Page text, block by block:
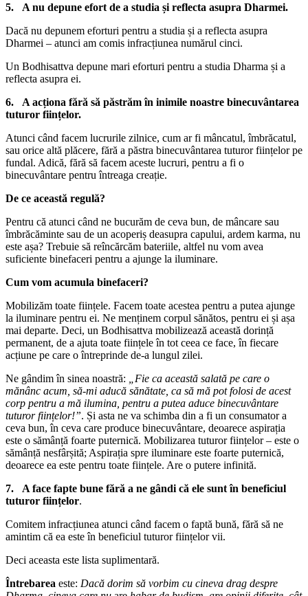
5. A nu depune efort de a studia și reflecta asupra Dharmei.
Dacă nu depunem eforturi pentru a studia și a reflecta asupra
Dharmei – atunci am comis infracțiunea numărul cinci.
Un Bodhisattva depune mari eforturi pentru a studia Dharma și a
reflecta asupra ei.
6. A acționa fără să păstrăm în inimile noastre binecuvântarea
tuturor ființelor.
Atunci când facem lucrurile zilnice, cum ar fi mâncatul, îmbrăcatul,
sau orice altă plăcere, fără a păstra binecuvântarea tuturor ființelor pe
fundal. Adică, fără să facem aceste lucruri, pentru a fi o
binecuvântare pentru întreaga creație.
De ce această regulă?
Pentru că atunci când ne bucurăm de ceva bun, de mâncare sau
îmbrăcăminte sau de un acoperiș deasupra capului, ardem karma, nu
este așa? Trebuie să reîncărcăm bateriile, altfel nu vom avea
suficiente binefaceri pentru a ajunge la iluminare.
Cum vom acumula binefaceri?
Mobilizăm toate ființele. Facem toate acestea pentru a putea ajunge
la iluminare pentru ei. Ne menținem corpul sănătos, pentru ei și așa
mai departe. Deci, un Bodhisattva mobilizează această dorință
permanent, de a ajuta toate ființele în tot ceea ce face, în fiecare
acțiune pe care o întreprinde de-a lungul zilei.
Ne gândim în sinea noastră:
„Fie ca această salată pe care o
mănânc acum, să-mi aducă sănătate, ca să mă pot folosi de acest
corp pentru a mă ilumina, pentru a putea aduce binecuvântare
tuturor ființelor!”. Și asta ne va schimba din a fi un consumator a
ceva bun, în ceva care produce binecuvântare, deoarece aspirația
este o sămânță foarte puternică. Mobilizarea tuturor ființelor – este o
sămânță nesfârșită; Aspirația spre iluminare este foarte puternică,
deoarece ea este pentru toate ființele. Are o putere infinită.
7. A face fapte bune fără a ne gândi că ele sunt în beneficiul
tuturor ființelor.
Comitem infracțiunea atunci când facem o faptă bună, fără să ne
amintim că ea este în beneficiul tuturor ființelor vii.
Deci aceasta este lista suplimentară.
Întrebarea este: Dacă dorim să vorbim cu cineva drag despre